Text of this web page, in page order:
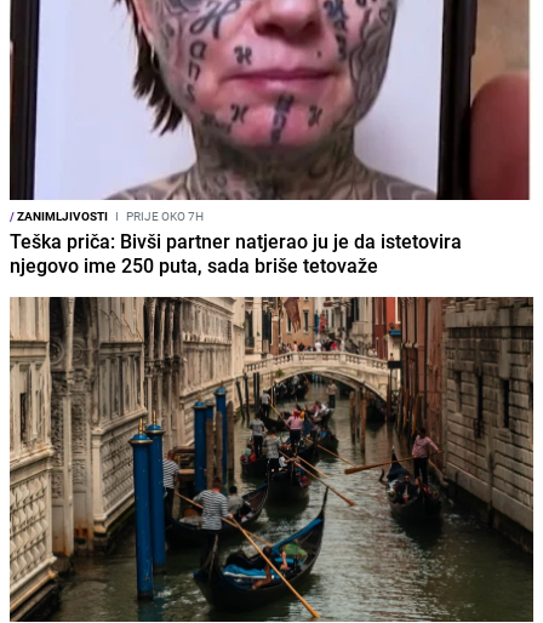
/ZANIMLJIVOSTI I PRIJE OKO 7H
Teška priča: Bivši partner natjerao ju je da istetovira
njegovo ime 250 puta, sada briše tetovaže